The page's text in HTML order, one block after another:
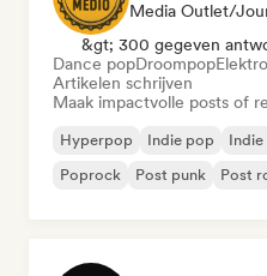
Media Outlet/
&gt; 300 gegeven
Dance popDroompop
Artikelen schrijven
Maak impactvolle posts of
Hyperpop Indie pop
Poprock
Post punk Post